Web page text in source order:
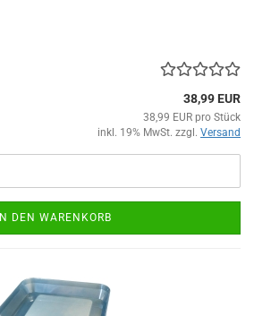
38,99 EUR
38,99 EUR pro Stück
inkl. 19% MwSt. zzgl. Versand
IN DEN WARENKORB